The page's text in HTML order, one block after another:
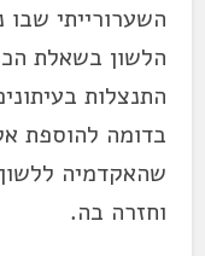
השערורייתי
הלשון בשאלת
התנצלות
בדומה להוספת
שהאקדמיה
וחזרה בה.